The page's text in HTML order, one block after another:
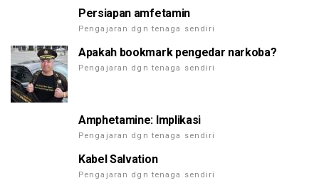
Persiapan amfetamin
Pengajaran dgn tenaga sendiri
Apakah bookmark pengedar narkoba?
Pengajaran dgn tenaga sendiri
Amphetamine: Implikasi
Pengajaran dgn tenaga sendiri
Kabel Salvation
Pengajaran dgn tenaga sendiri